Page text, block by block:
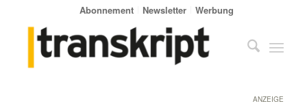
Abonnement Newsletter Werbung
ANZEIGE